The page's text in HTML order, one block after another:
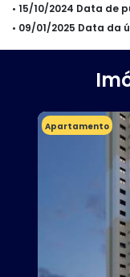
• 15/10/2024 Data de
• 09/01/2025 Data da
Apartamento